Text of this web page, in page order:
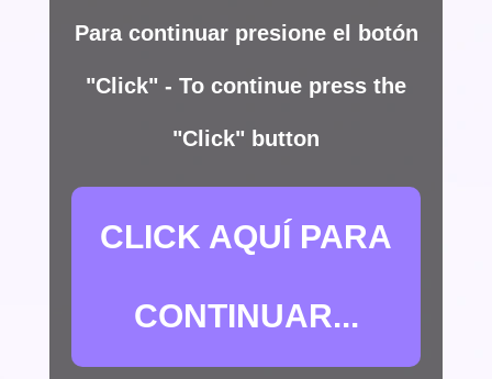
Para continuar presione el botón
"Click" - To continue press the
"Click" button
CLICK AQUÍ PARA
CONTINUAR...